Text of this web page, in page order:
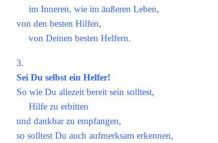
im Inneren, wie im äußeren Leben,
von den besten Hilfen,
von Deinen besten Helfern.
3.
Sei Du selbst ein Helfer!
So wie Du allezeit bereit sein solltest,
Hilfe zu erbitten
und dankbar zu empfangen,
so solltest Du auch aufmerksam erkennen,